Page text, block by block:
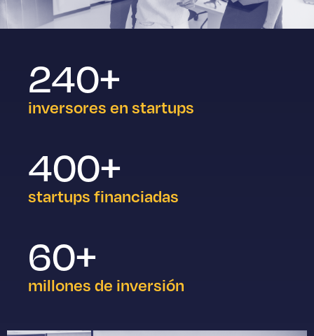
inversores en startups
240+
startups financiadas
400+
millones de inversión
60+